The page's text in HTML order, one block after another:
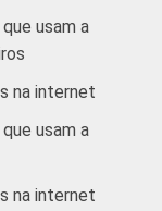
usam a
na internet
usam a
na internet